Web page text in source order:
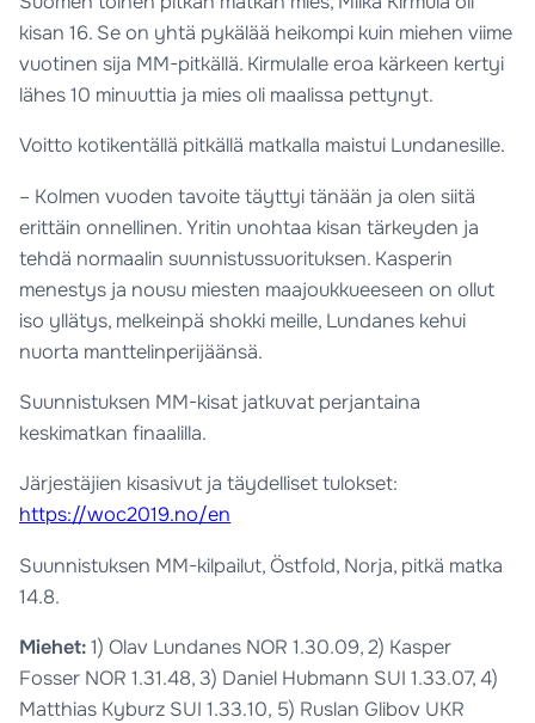
kisan 16. Se on yhtä pykälää heikompi kuin miehen viime
vuotinen sija MM-pitkällä. Kirmulalle eroa kärkeen kertyi
lähes 10 minuuttia ja mies oli maalissa pettynyt.
Voitto kotikentällä pitkällä matkalla maistui Lundanesille.
– Kolmen vuoden tavoite täyttyi tänään ja olen siitä
erittäin onnellinen. Yritin unohtaa kisan tärkeyden ja
tehdä normaalin suunnistussuorituksen. Kasperin
menestys ja nousu miesten maajoukkueeseen on ollut
iso yllätys, melkeinpä shokki meille, Lundanes kehui
nuorta manttelinperijäänsä.
Suunnistuksen MM-kisat jatkuvat perjantaina
keskimatkan finaalilla.
Järjestäjien kisasivut ja täydelliset tulokset:
https://woc2019.no/en
Suunnistuksen MM-kilpailut, Östfold, Norja, pitkä matka
14.8.
Miehet:1) Olav Lundanes NOR 1.30.09, 2) Kasper
Fosser NOR 1.31.48, 3) Daniel Hubmann SUI 1.33.07, 4)
Matthias Kyburz SUI 1.33.10, 5) Ruslan Glibov UKR